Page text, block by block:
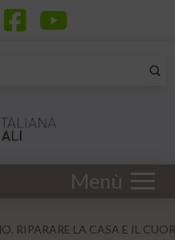
Menù
RIPARARE LA CASA E IL